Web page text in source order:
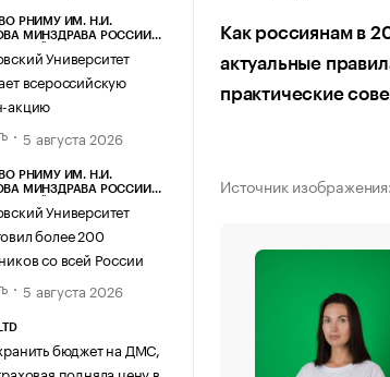
РНИМУ ИМ. Н.И.
МИНЗДРАВА РОССИИ
Университет
всероссийскую
акцию
5 августа 2026
РНИМУ ИМ. Н.И.
МИНЗДРАВА РОССИИ
Университет
более 200
со всей России
5 августа 2026
бюджет на ДМС,
Как россиянам в
актуальные
практические
Источник